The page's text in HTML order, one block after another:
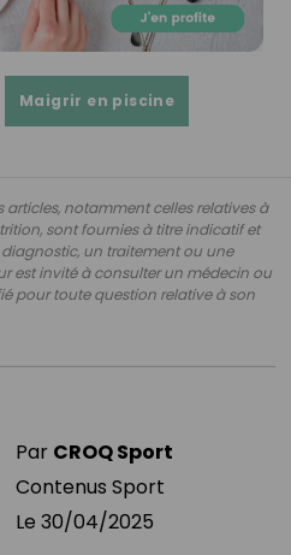
Maigrir en piscine
articles, notamment celles relatives à
sont fournies à titre indicatif et
un traitement ou une
est invité à consulter un médecin ou
pour toute question relative à son
Par CROQ Sport
Contenus Sport
Le 30/04/2025